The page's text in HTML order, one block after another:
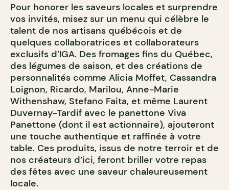
Pour honorer les saveurs locales et surprendre
vos invités, misez sur un menu qui célèbre le
talent de nos artisans québécois et de
quelques collaboratrices et collaborateurs
exclusifs d’IGA. Des fromages fins du Québec,
des légumes de saison, et des créations de
personnalités comme Alicia Moffet, Cassandra
Loignon, Ricardo, Marilou, Anne-Marie
Withenshaw, Stefano Faita, et même Laurent
Duvernay-Tardif avec le panettone Viva
Panettone (dont il est actionnaire), ajouteront
une touche authentique et raffinée à votre
table. Ces produits, issus de notre terroir et de
nos créateurs d’ici, feront briller votre repas
des fêtes avec une saveur chaleureusement
locale.